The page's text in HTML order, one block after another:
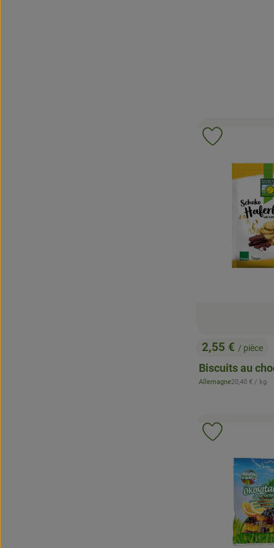
, Prix:
2,55 € / pièce
Biscuits au
, Origine:
Allemagne, Prix de
20,40 € / kg
Ajouter le